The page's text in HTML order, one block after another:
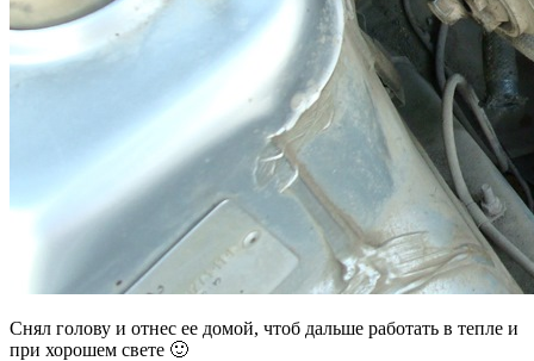
Снял голову и отнес ее домой, чтоб дальше работать в тепле и
при хорошем свете 🙂